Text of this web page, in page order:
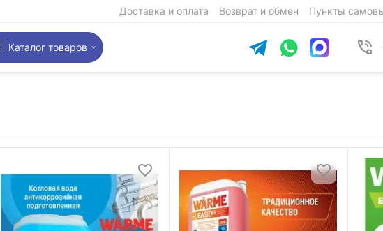
Доставка и оплата Возврат и обмен Пункты
Каталог товаров